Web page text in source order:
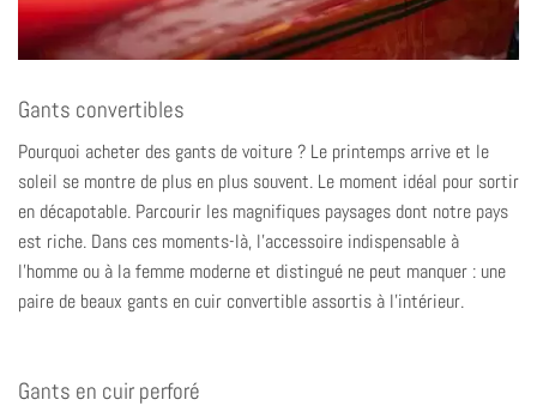
Gants convertibles
Pourquoi acheter des gants de voiture ? Le printemps arrive et le
soleil se montre de plus en plus souvent. Le moment idéal pour sortir
en décapotable. Parcourir les magnifiques paysages dont notre pays
est riche. Dans ces moments-là, l'accessoire indispensable à
l'homme ou à la femme moderne et distingué ne peut manquer : une
paire de beaux gants en cuir convertible assortis à l'intérieur.
Gants en cuir perforé